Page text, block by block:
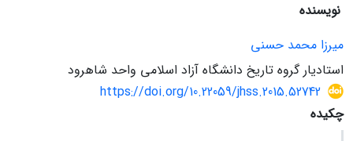
نویسنده
میرزا محمد حسنی
استادیار گروه تاریخ دانشگاه آزاد اسلامی واحد شاهرود
https://doi.org/10.22059/jhss.2015.52742
چکیده